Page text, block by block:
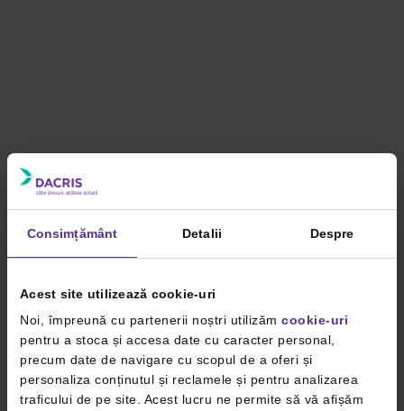
Consimțământ Detalii Despre
Acest site utilizează cookie-uri
Noi, împreună cu partenerii noștri utilizăm cookie-uri
pentru a stoca și accesa date cu caracter personal,
precum date de navigare cu scopul de a oferi și
personaliza conținutul și reclamele și pentru analizarea
traficului de pe site. Acest lucru ne permite să vă afișăm